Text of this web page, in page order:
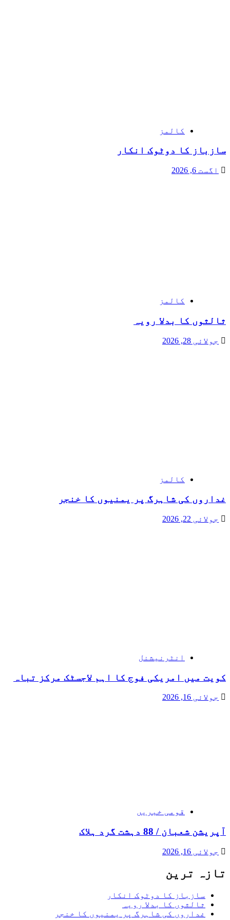
کالمز
سازباز کا دوٹوک انکار
اگست 6, 2026
کالمز
ثالثوں کا بدلا رویہ
جولائی 28, 2026
کالمز
غداروں کی شاہرگ پر یمنیوں کا خنجر
جولائی 22, 2026
انٹرنیشنل
کویت میں امریکی فوج کا اہم لاجسٹک مرکز تباہ
جولائی 16, 2026
قومی خبریں
آپریشن شعبان / 88 دہشت گرد ہلاک
جولائی 16, 2026
تازہ ترین
سازباز کا دوٹوک انکار
ثالثوں کا بدلا رویہ
غداروں کی شاہرگ پر یمنیوں کا خنجر